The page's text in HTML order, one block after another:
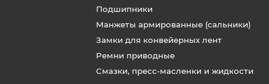
Подшипники
Манжеты армированные (сальники)
Замки для конвейерных лент
Ремни приводные
Смазки, пресс-масленки и жидкости